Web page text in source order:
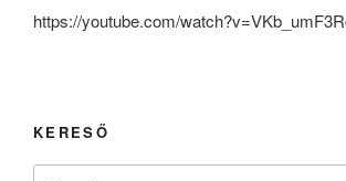
https://youtube.com/
KERESŐ